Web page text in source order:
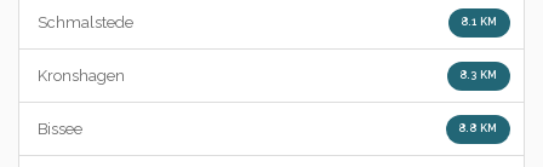
Schmalstede 8.1 KM
Kronshagen 8.3 KM
Bissee 8.8 KM